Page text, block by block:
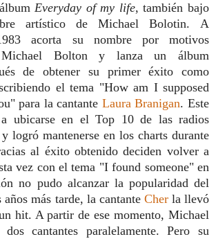
Everyday of my life, también bajo
artístico de Michael Bolotin. A
acorta su nombre por motivos
Michael Bolton y lanza un álbum
de obtener su primer éxito como
el tema "How am I supposed
para la cantante Laura Branigan. Este
ubicarse en el Top 10 de las radios
y logró mantenerse en los charts durante
al éxito obtenido deciden volver a
vez con el tema "I found someone" en
no pudo alcanzar la popularidad del
más tarde, la cantante Cherla llevó
hit. A partir de ese momento, Michael
cantantes paralelamente. Pero su